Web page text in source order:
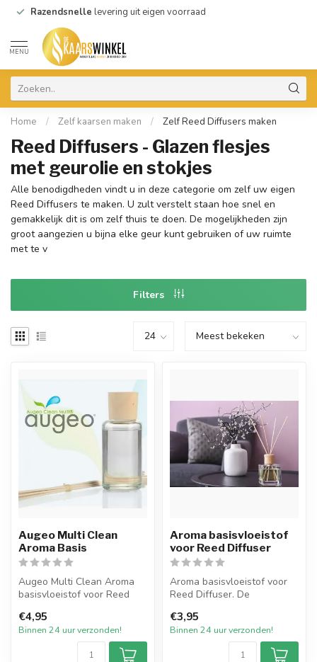
Razendsnelle levering uit eigen voorraad
MENU
Home / Zelf kaarsen maken / Zelf Reed Diffusers maken
Reed Diffusers - Glazen flesjes
met geurolie en stokjes
Alle benodigdheden vindt u in deze categorie om zelf uw eigen
Reed Diffusers te maken. U zult verstelt staan hoe snel en
gemakkelijk dit is om zelf thuis te doen. De mogelijkheden zijn
groot aangezien u bijna elke geur kunt gebruiken of uw ruimte
met te v
Filters
Augeo Multi Clean
Aroma Basis
Augeo Multi Clean Aroma
basisvloeistof voor Reed
om ...
€4,95
Binnen 24 uur verzonden!
Aroma basisvloeistof
voor Reed Diffuser
Aroma basisvloeistof voor
Reed Diffuser. De
diffuser t...
€3,95
Binnen 24 uur verzonden!